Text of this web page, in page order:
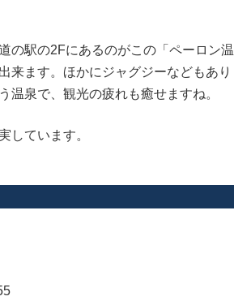
の駅の2Fにあるのがこの「ペーロン温
来ます。ほかにジャグジーなどもあり
温泉で、観光の疲れも癒せますね。
しています。